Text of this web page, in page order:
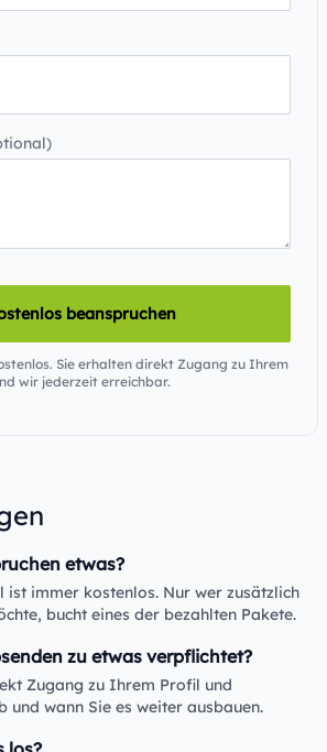
beanspruchen
Sie erhalten direkt Zugang zu Ihrem
wir jederzeit erreichbar.
etwas?
ist immer kostenlos. Nur wer zusätzlich
bucht eines der bezahlten Pakete.
zu etwas verpflichtet?
Zugang zu Ihrem Profil und
und wann Sie es weiter ausbauen.